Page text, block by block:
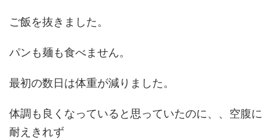
ご飯を抜きました。
パンも麺も食べません。
最初の数日は体重が減りました。
体調も良くなっていると思っていたのに、、空腹に
耐えきれず